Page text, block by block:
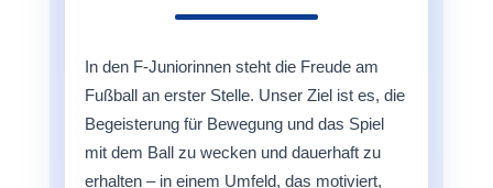
In den F-Juniorinnen steht die Freude am
Fußball an erster Stelle. Unser Ziel ist es, die
Begeisterung für Bewegung und das Spiel
mit dem Ball zu wecken und dauerhaft zu
erhalten – in einem Umfeld, das motiviert,